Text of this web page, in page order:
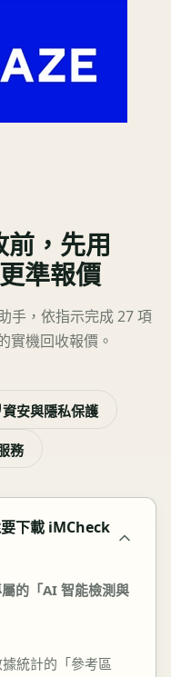
，先用
準報價
手，依指示完成 27 項
實機回收報價。
資安與隱私保護
務
下載 iMCheck
的「AI 智能檢測與
統計的「參考區